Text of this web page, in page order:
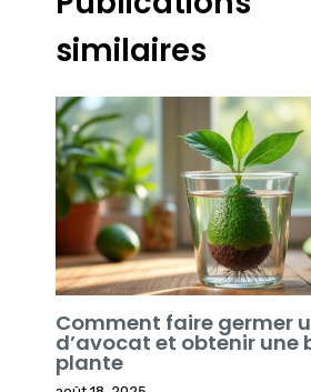
similaires
Comment faire germer
d’avocat et obtenir une
plante